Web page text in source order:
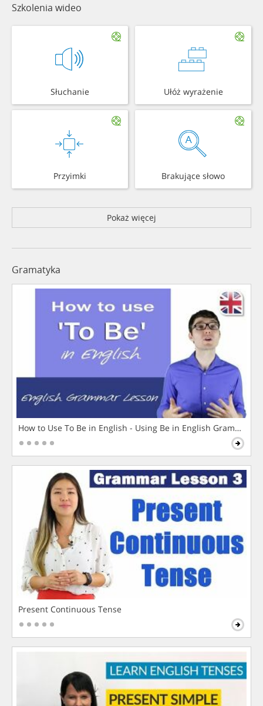
Szkolenia wideo
Słuchanie Ułóż wyrażenie
Przyimki Brakujące słowo
Pokaż więcej
Gramatyka
How to Use To Be in English - Using Be in English Grammar
Present Continuous Tense